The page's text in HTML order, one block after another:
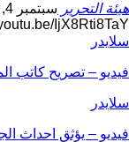
هيئة التحرير سبتمبر 4, 2022
IjX8Rti8TaY
سلايدر
فيديو – تصريح كاتب
سلايدر
فيديو – يؤثق احداث